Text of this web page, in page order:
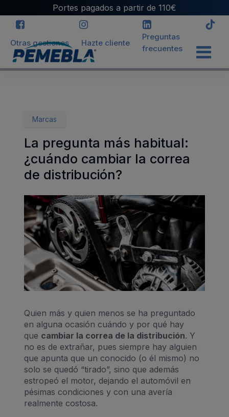
Portes pagados a partir de 110€
Otras gestiones Hazte cliente
Preguntas
frecuentes
INICIO>BLOG>LA PREGUNTA MÁS HABITUAL: ¿CUÁNDO
CAMBIAR LA CORREA DE DISTRIBUCIÓN?
Marcas
La pregunta más habitual:
¿cuándo cambiar la correa
de distribución?
Quien más y quien menos se ha preguntado
en alguna ocasión cuándo y por qué hay
que cambiar la correa de la distribución. Y
no es de extrañar, pues siempre hay alguien
que apunta que un conocido (o él mismo) no
solo se quedó “tirado”, sino que además
estropeó el motor, dejando el automóvil en
pésimas condiciones y con una avería
realmente costosa.